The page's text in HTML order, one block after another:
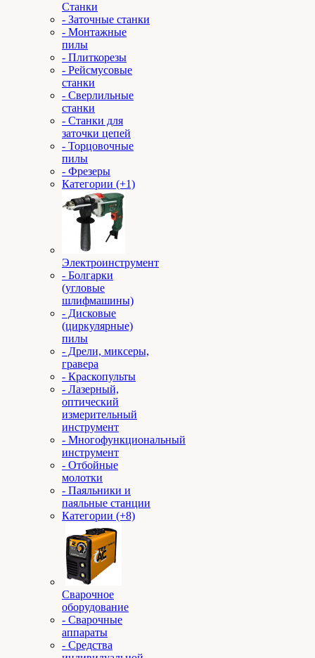
Станки
- Заточные станки
- Монтажные
пилы
- Плиткорезы
- Рейсмусовые
станки
- Сверлильные
станки
- Станки для
заточки цепей
- Торцовочные
пилы
- Фрезеры
Категории (+1)
Электроинструмент
- Болгарки
(угловые
шлифмашины)
- Дисковые
(циркулярные)
пилы
- Дрели, миксеры,
гравера
- Краскопульты
- Лазерный,
оптический
измерительный
инструмент
- Многофункциональный
инструмент
- Отбойные
молотки
- Паяльники и
паяльные станции
Категории (+8)
Сварочное
оборудование
- Сварочные
аппараты
- Средства